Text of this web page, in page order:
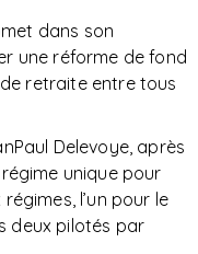
dans son
une réforme de fond
retraite entre tous
Delevoye, après
unique pour
l’un pour le
deux pilotés par